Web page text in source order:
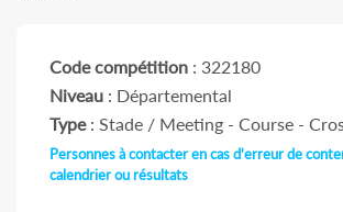
Code compétition : 322180
Niveau : Départemental
Type: Stade / Meeting - Course -
Personnes à contacter en cas d'erreur de
calendrier ou résultats